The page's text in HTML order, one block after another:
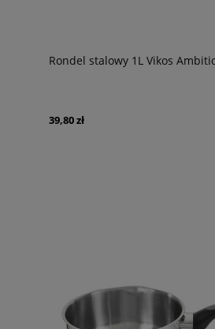
Rondel stalowy 1L Vikos
39,80 zł